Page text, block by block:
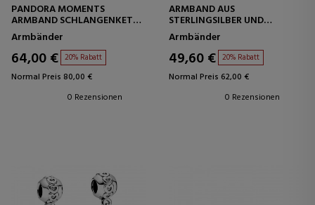
PANDORA MOMENTS
ARMBAND SCHLANGENKETTE
MARVEL LOGO VERSCHLUSS
592561C01
Armbänder
64,00 € 20% Rabatt
Normal Preis 80,00 €
0 Rezensionen
ARMBAND AUS
STERLINGSILBER UND
PANDORA-VERSCHLUSS AUS
STERLINGSILBER 590702HV
Armbänder
49,60 € 20% Rabatt
Normal Preis 62,00 €
0 Rezensionen